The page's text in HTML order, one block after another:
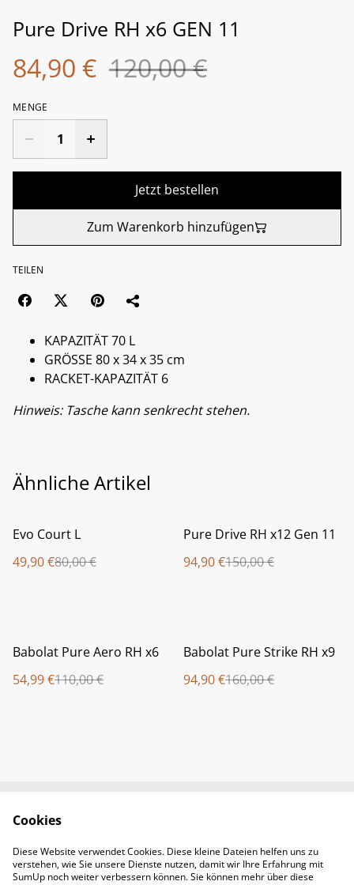
Pure Drive RH x6 GEN 11
84,90 € 120,00 €
MENGE
Jetzt bestellen
Zum Warenkorb hinzufügen
TEILEN
KAPAZITÄT 70 L
GRÖSSE 80 x 34 x 35 cm
RACKET-KAPAZITÄT 6
Hinweis: Tasche kann senkrecht stehen.
Ähnliche Artikel
%
Evo Court L
49,90 €80,00 €
%
Pure Drive RH x12 Gen 11
94,90 €150,00 €
%
Babolat Pure Aero RH x6
54,99 €110,00 €
%
Babolat Pure Strike RH x9
94,90 €160,00 €
Legal Terms
Privacy Policy
Cookie Policy
Cookies
Diese Website verwendet Cookies. Diese kleine Dateien helfen uns zu
verstehen, wie Sie unsere Dienste nutzen, damit wir Ihre Erfahrung mit
SumUp noch weiter verbessern können. Sie können mehr über diese